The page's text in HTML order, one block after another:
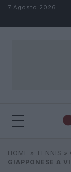
Salta al contenuto
7 Agosto 2026
Cerca
HOME » TENNIS »
GIAPPONESE A